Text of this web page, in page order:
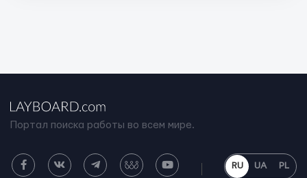
Портал поиска работы во всем мире.
RU UA PL